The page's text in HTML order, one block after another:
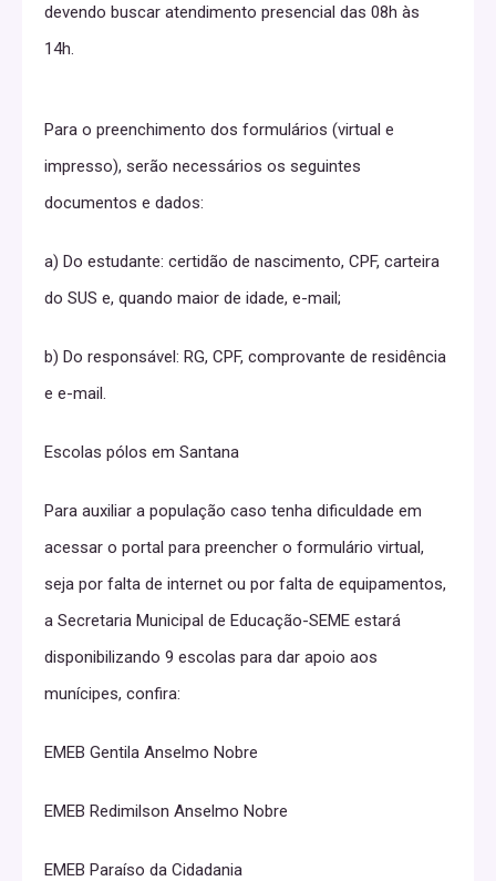
devendo buscar atendimento presencial das 08h às
14h.
Para o preenchimento dos formulários (virtual e
impresso), serão necessários os seguintes
documentos e dados:
a) Do estudante: certidão de nascimento, CPF, carteira
do SUS e, quando maior de idade, e-mail;
b) Do responsável: RG, CPF, comprovante de residência
e e-mail.
Escolas pólos em Santana
Para auxiliar a população caso tenha dificuldade em
acessar o portal para preencher o formulário virtual,
seja por falta de internet ou por falta de equipamentos,
a Secretaria Municipal de Educação-SEME estará
disponibilizando 9 escolas para dar apoio aos
munícipes, confira:
EMEB Gentila Anselmo Nobre
EMEB Redimilson Anselmo Nobre
EMEB Paraíso da Cidadania